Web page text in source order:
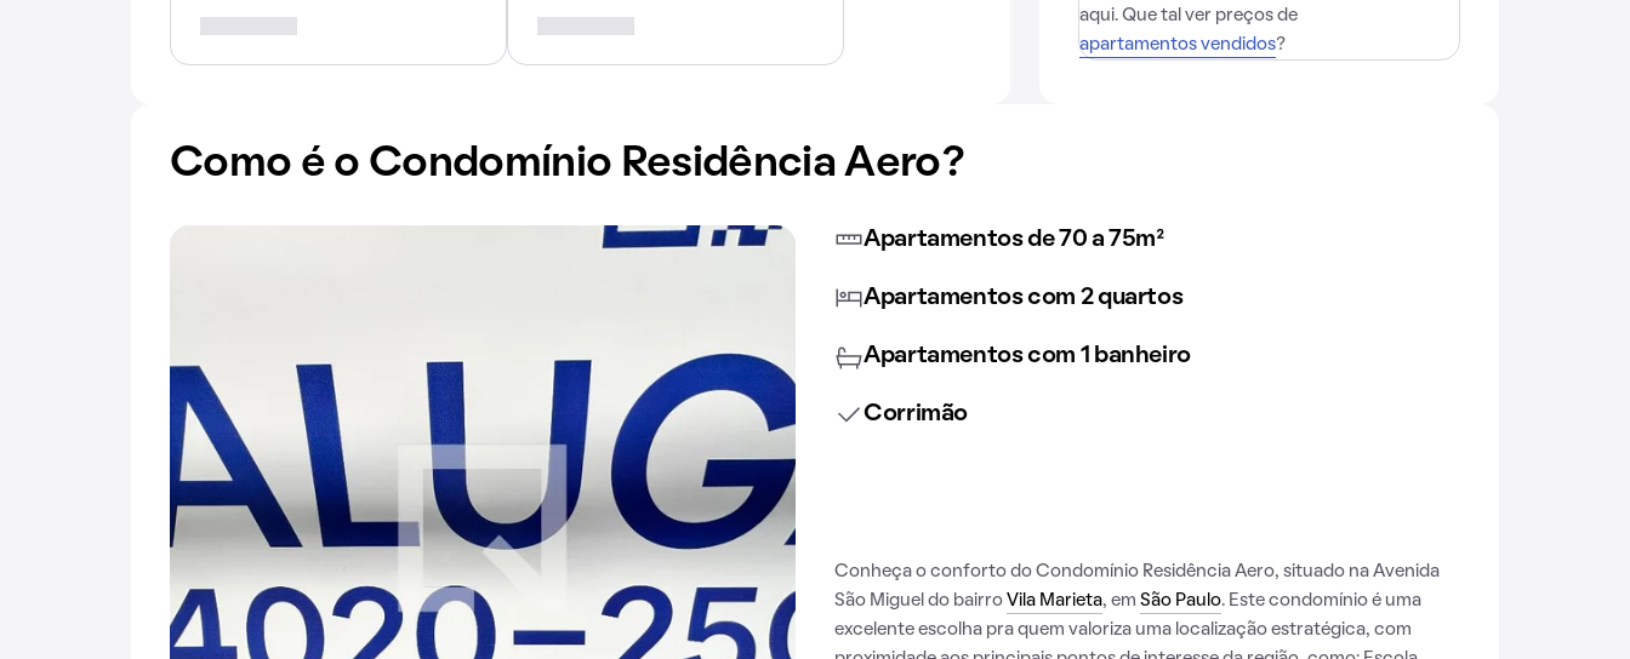
aqui. Que tal ver preços de
apartamentos vendidos?
Como é o Condomínio Residência Aero?
Apartamentos de 70 a 75m²
Apartamentos com 2 quartos
Apartamentos com 1 banheiro
Corrimão
Conheça o conforto do Condomínio Residência Aero, situado na Avenida
São Miguel do bairro Vila Marieta, em São Paulo. Este condomínio é uma
excelente escolha pra quem valoriza uma localização estratégica, com